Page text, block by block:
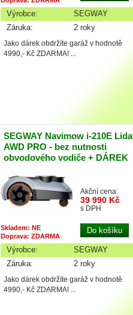
Výrobce:
SEGWAY
Záruka:
2 roky
Jako dárek obdržíte garáž v hodnotě
4990,- Kč ZDARMA! ...
SEGWAY Navimow i-210E
AWD PRO - bez nutnosti
obvodového vodiče + DÁREK
Akční cena:
39 990 Kč
s DPH
Skladem: NE
Doprava: ZDARMA
Výrobce:
SEGWAY
Záruka:
2 roky
Jako dárek obdržíte garáž v hodnotě
4990,- Kč ZDARMA! ...